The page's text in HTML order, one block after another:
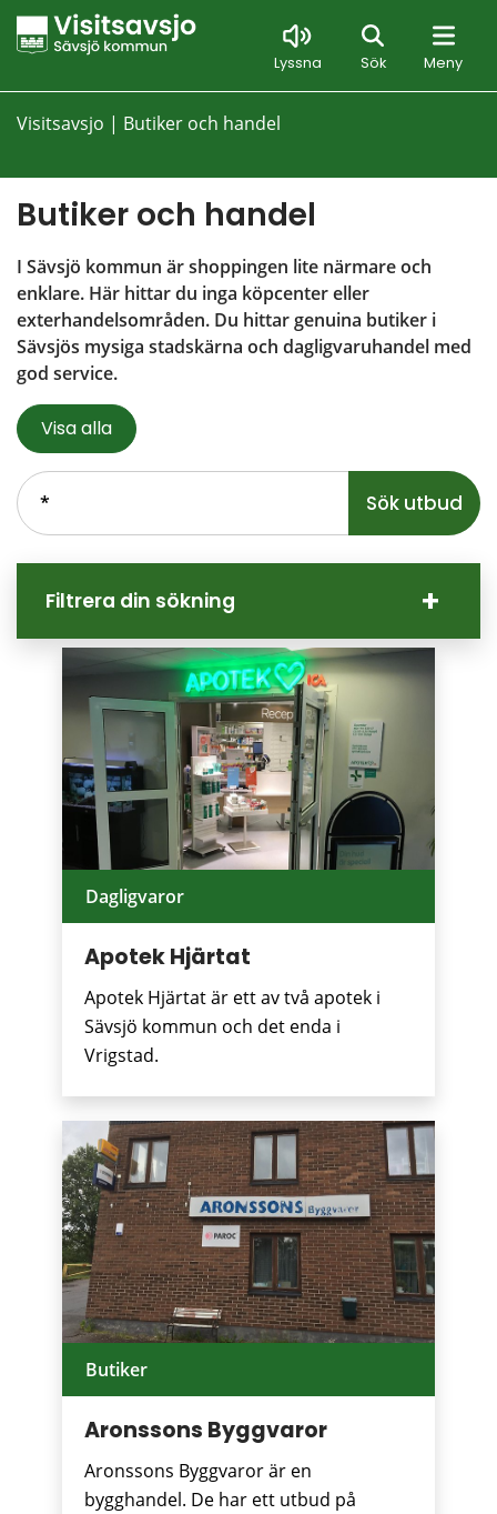
Lyssna Sök Meny
Sök
Visitsavsjo | Butiker och handel
Butiker och handel
I Sävsjö kommun är shoppingen lite närmare och
enklare. Här hittar du inga köpcenter eller
exterhandelsområden. Du hittar genuina butiker i
Sävsjös mysiga stadskärna och dagligvaruhandel med
god service.
Visa alla
Sök.
Sökförslagen
presenteras
Filtrera din sökning
Dagligvaror
Apotek Hjärtat
Apotek Hjärtat är ett av två apotek i
Sävsjö kommun och det enda i
Vrigstad.
Butiker
Aronssons Byggvaror
Aronssons Byggvaror är en
bygghandel. De har ett utbud på